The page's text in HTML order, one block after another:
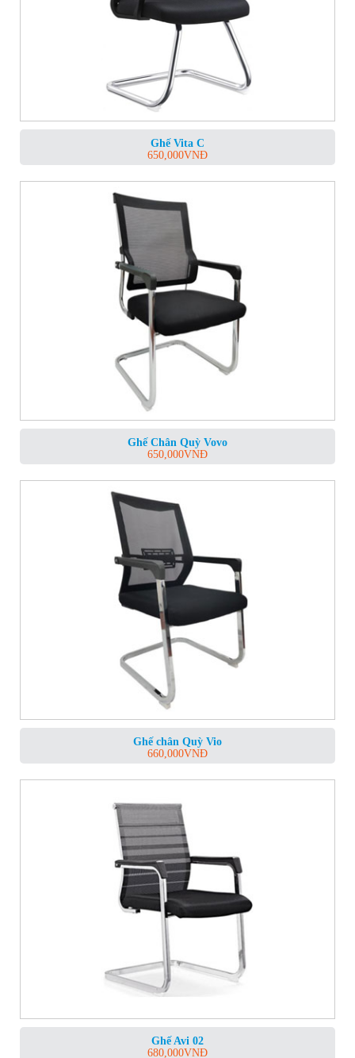
Ghế Vita C
650,000VNĐ
Ghế Chân Quỳ Vovo
650,000VNĐ
Ghế chân Quỳ Vio
660,000VNĐ
Ghế Avi 02
680,000VNĐ